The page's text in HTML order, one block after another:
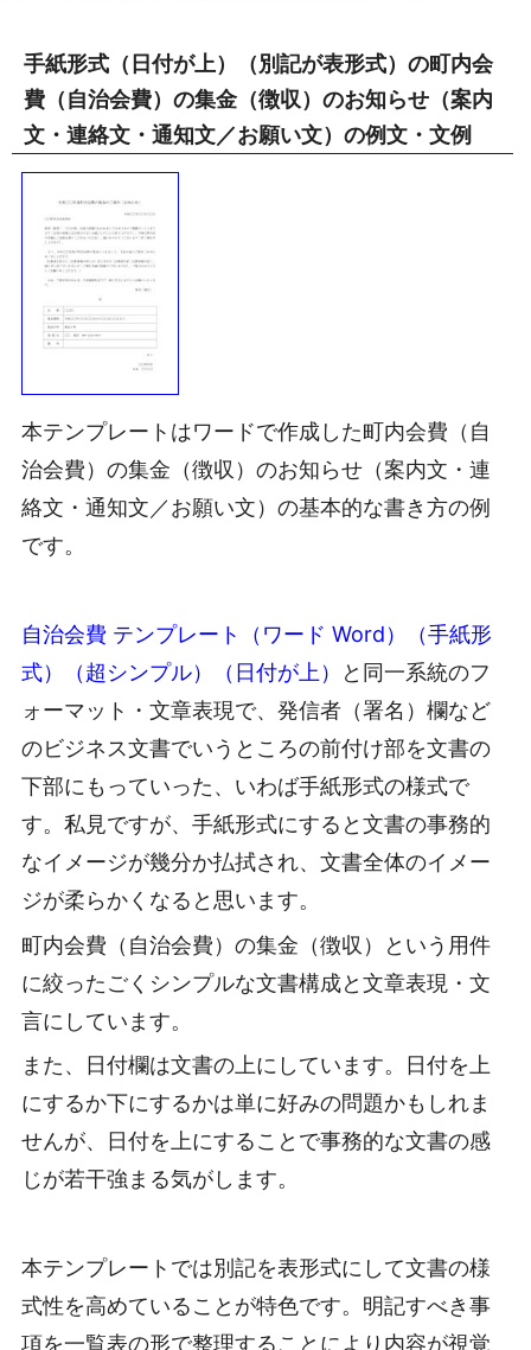
手紙形式（日付が上）（別記が表形式）の町内会
費（自治会費）の集金（徴収）のお知らせ（案内
文・連絡文・通知文／お願い文）の例文・文例
本テンプレートはワードで作成した町内会費（自
治会費）の集金（徴収）のお知らせ（案内文・連
絡文・通知文／お願い文）の基本的な書き方の例
です。
自治会費 テンプレート（ワード Word）（手紙形
式）（超シンプル）（日付が上）
と同一系統のフ
ォーマット・文章表現で、発信者（署名）欄など
のビジネス文書でいうところの前付け部を文書の
下部にもっていった、いわば手紙形式の様式で
す。私見ですが、手紙形式にすると文書の事務的
なイメージが幾分か払拭され、文書全体のイメー
ジが柔らかくなると思います。
町内会費（自治会費）の集金（徴収）という用件
に絞ったごくシンプルな文書構成と文章表現・文
言にしています。
また、日付欄は文書の上にしています。日付を上
にするか下にするかは単に好みの問題かもしれま
せんが、日付を上にすることで事務的な文書の感
じが若干強まる気がします。
本テンプレートでは別記を表形式にして文書の様
式性を高めていることが特色です。明記すべき事
項を一覧表の形で整理することにより内容が視覚